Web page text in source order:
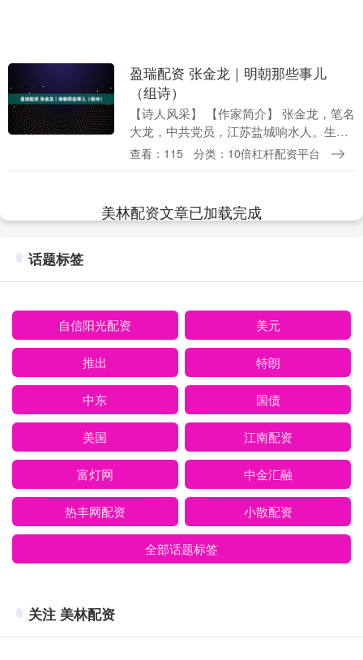
盈瑞配资 张金龙｜明朝那些事儿
（组诗）
【诗人风采】 【作家简介】 张金龙，笔名
大龙，中共党员，江苏盐城响水人。生物
学学士，中药学硕士，药企高管，副主任
查看：115 分类：10倍杠杆配资平台
美林配资文章已加载完成
话题标签
自信阳光配资 美元
推出 特朗
中东 国债
美国 江南配资
富灯网 中金汇融
热丰网配资 小散配资
全部话题标签
关注 美林配资